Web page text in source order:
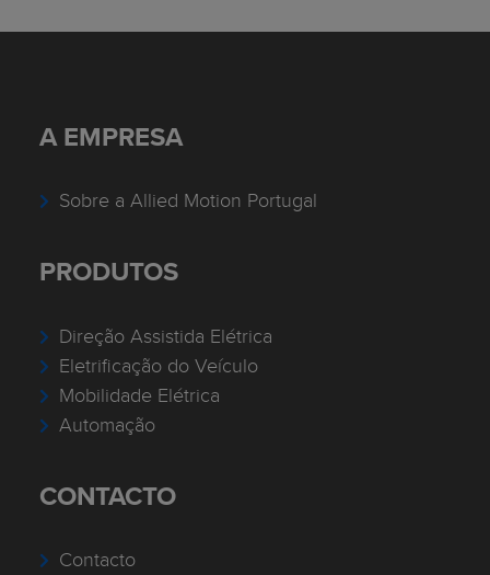
A EMPRESA
Sobre a Allied Motion Portugal
PRODUTOS
Direção Assistida Elétrica
Eletrificação do Veículo
Mobilidade Elétrica
Automação
CONTACTO
Contacto